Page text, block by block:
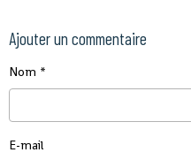
Ajouter un commentaire
Nom
E-mail